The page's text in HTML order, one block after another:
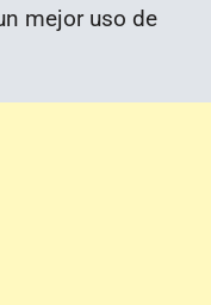
mejor uso de